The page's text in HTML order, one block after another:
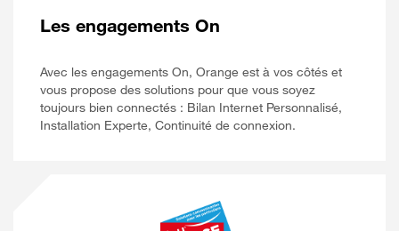
Les engagements On
Avec les engagements On, Orange est à vos côtés et
vous propose des solutions pour que vous soyez
toujours bien connectés : Bilan Internet Personnalisé,
Installation Experte, Continuité de connexion.